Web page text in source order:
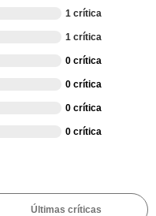
1 crítica
1 crítica
0 crítica
0 crítica
0 crítica
0 crítica
Últimas críticas